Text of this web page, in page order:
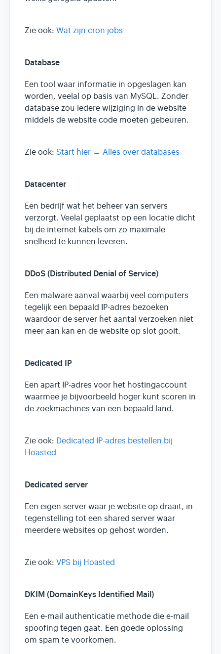
Zie ook: Wat zijn cron jobs
Database
Een tool waar informatie in opgeslagen kan
worden, veelal op basis van MySQL. Zonder
database zou iedere wijziging in de website
middels de website code moeten gebeuren.
Zie ook: Start hier → Alles over databases
Datacenter
Een bedrijf wat het beheer van servers
verzorgt. Veelal geplaatst op een locatie dicht
bij de internet kabels om zo maximale
snelheid te kunnen leveren.
DDoS (Distributed Denial of Service)
Een malware aanval waarbij veel computers
tegelijk een bepaald IP-adres bezoeken
waardoor de server het aantal verzoeken niet
meer aan kan en de website op slot gooit.
Dedicated IP
Een apart IP-adres voor het hostingaccount
waarmee je bijvoorbeeld hoger kunt scoren in
de zoekmachines van een bepaald land.
Zie ook: Dedicated IP-adres bestellen bij
Hoasted
Dedicated server
Een eigen server waar je website op draait, in
tegenstelling tot een shared server waar
meerdere websites op gehost worden.
Zie ook: VPS bij Hoasted
DKIM (DomainKeys Identified Mail)
Een e-mail authenticatie methode die e-mail
spoofing tegen gaat. Een goede oplossing
om spam te voorkomen.